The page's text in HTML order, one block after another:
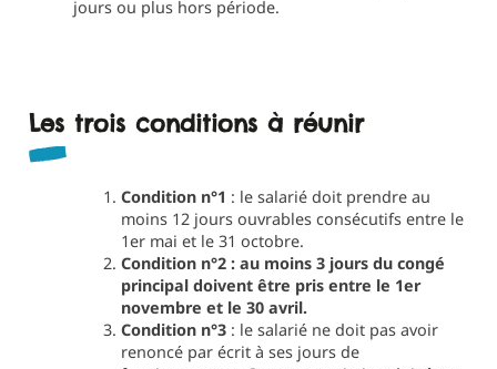
jours ou plus hors période.
Les trois conditions à réunir
Condition n°1 : le salarié doit prendre au
moins 12 jours ouvrables consécutifs entre le
1er mai et le 31 octobre.
Condition n°2 : au moins 3 jours du congé
principal doivent être pris entre le 1er
novembre et le 30 avril.
Condition n°3 : le salarié ne doit pas avoir
renoncé par écrit à ses jours de